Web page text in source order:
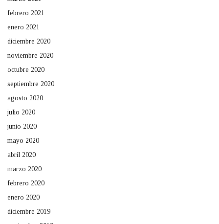
febrero 2021
enero 2021
diciembre 2020
noviembre 2020
octubre 2020
septiembre 2020
agosto 2020
julio 2020
junio 2020
mayo 2020
abril 2020
marzo 2020
febrero 2020
enero 2020
diciembre 2019